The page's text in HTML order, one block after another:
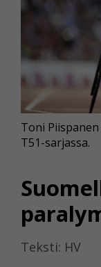
Teksti: HV
Toni
T51-sarjassa.